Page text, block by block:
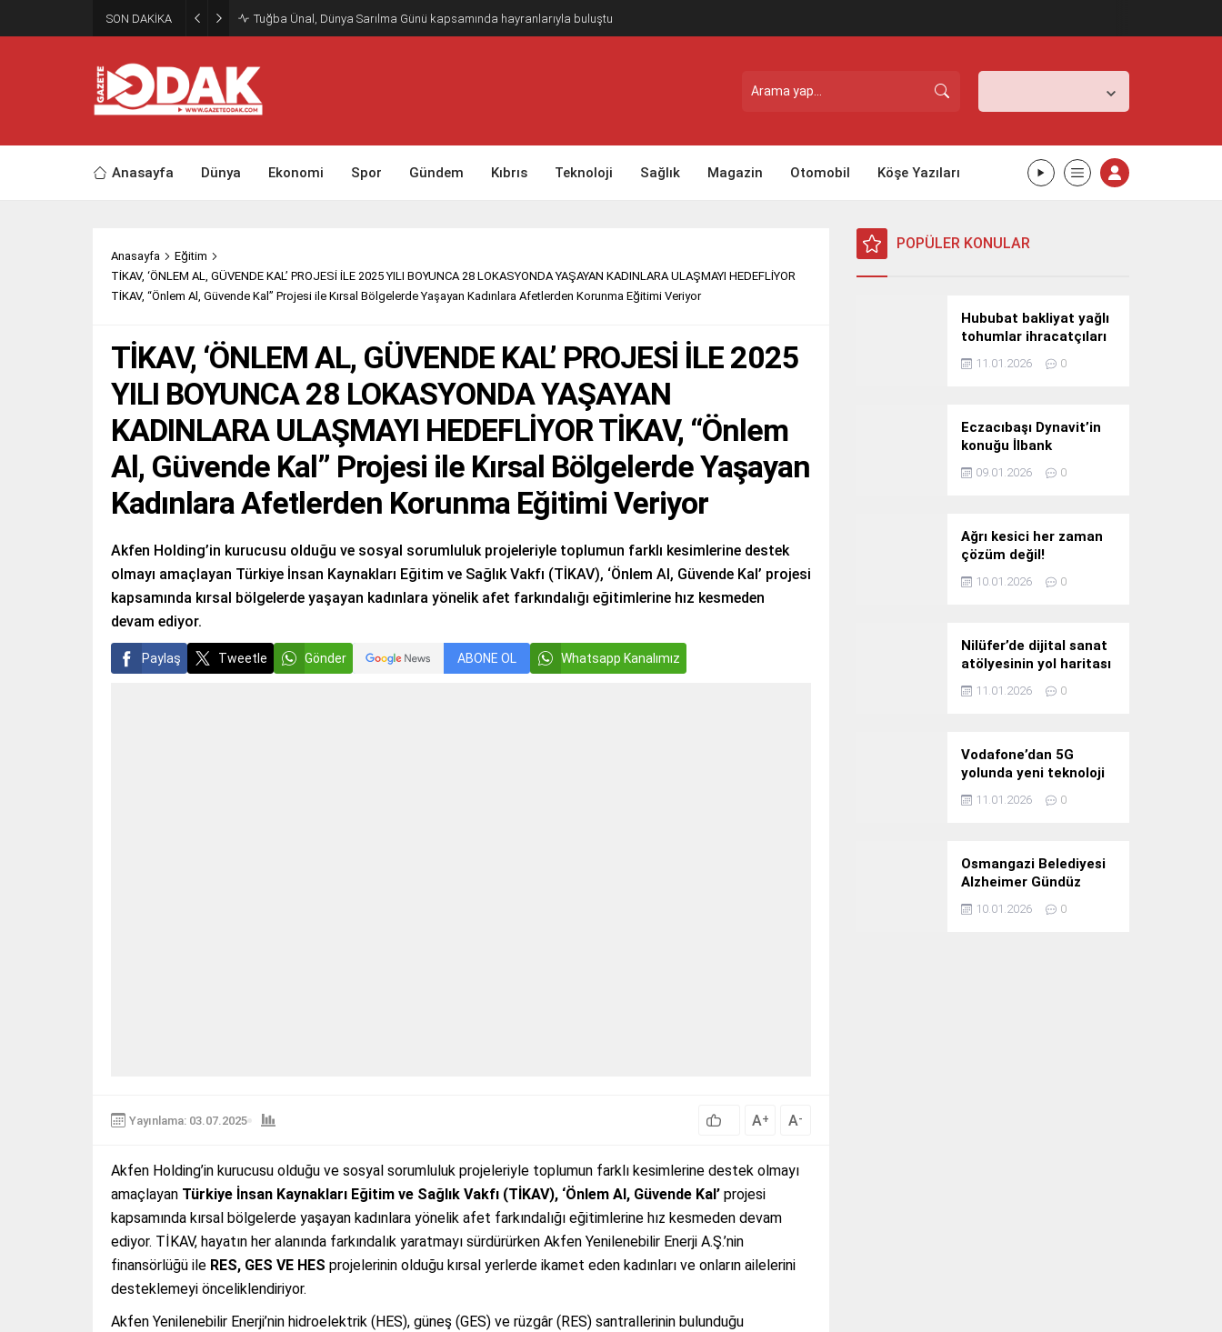
SON DAKİKA Tuğba Ünal, Dünya Sarılma Günü kapsamında hayranlarıyla buluştu
Anasayfa Dünya Ekonomi Spor Gündem Kıbrıs Teknoloji Sağlık Magazin Otomobil Köşe Yazıları
Anasayfa
Eğitim
TİKAV, ‘ÖNLEM AL, GÜVENDE KAL’ PROJESİ İLE 2025 YILI BOYUNCA 28 LOKASYONDA YAŞAYAN KADINLARA ULAŞMAYI HEDEFLİYOR
TİKAV, “Önlem Al, Güvende Kal” Projesi ile Kırsal Bölgelerde Yaşayan Kadınlara Afetlerden Korunma Eğitimi Veriyor
TİKAV, ‘ÖNLEM AL, GÜVENDE KAL’ PROJESİ İLE 2025
YILI BOYUNCA 28 LOKASYONDA YAŞAYAN
KADINLARA ULAŞMAYI HEDEFLİYOR TİKAV, “Önlem
Al, Güvende Kal” Projesi ile Kırsal Bölgelerde Yaşayan
Kadınlara Afetlerden Korunma Eğitimi Veriyor
Akfen Holding’in kurucusu olduğu ve sosyal sorumluluk projeleriyle toplumun farklı kesimlerine destek
olmayı amaçlayan Türkiye İnsan Kaynakları Eğitim ve Sağlık Vakfı (TİKAV), ‘Önlem Al, Güvende Kal’ projesi
kapsamında kırsal bölgelerde yaşayan kadınlara yönelik afet farkındalığı eğitimlerine hız kesmeden
devam ediyor.
Paylaş Tweetle Gönder ABONE OL Whatsapp Kanalımız
Yayınlama: 03.07.2025 A+ A-
Akfen Holding’in kurucusu olduğu ve sosyal sorumluluk projeleriyle toplumun farklı kesimlerine destek olmayı
amaçlayan Türkiye İnsan Kaynakları Eğitim ve Sağlık Vakfı (TİKAV), ‘Önlem Al, Güvende Kal’ projesi
kapsamında kırsal bölgelerde yaşayan kadınlara yönelik afet farkındalığı eğitimlerine hız kesmeden devam
ediyor. TİKAV, hayatın her alanında farkındalık yaratmayı sürdürürken Akfen Yenilenebilir Enerji A.Ş.’nin
finansörlüğü ile RES, GES VE HES projelerinin olduğu kırsal yerlerde ikamet eden kadınları ve onların ailelerini
desteklemeyi önceliklendiriyor.
Akfen Yenilenebilir Enerji’nin hidroelektrik (HES), güneş (GES) ve rüzgâr (RES) santrallerinin bulunduğu
POPÜLER KONULAR
Hububat bakliyat yağlı
tohumlar ihracatçıları
Güney Kore yolcusu
11.01.2026 0
Eczacıbaşı Dynavit’in
konuğu İlbank
09.01.2026 0
Ağrı kesici her zaman
çözüm değil!
10.01.2026 0
Nilüfer’de dijital sanat
atölyesinin yol haritası
konuşuldu
11.01.2026 0
Vodafone’dan 5G
yolunda yeni teknoloji
yatırımı
11.01.2026 0
Osmangazi Belediyesi
Alzheimer Gündüz
Bakım Evi 3. Yılını
Kutladı
10.01.2026 0